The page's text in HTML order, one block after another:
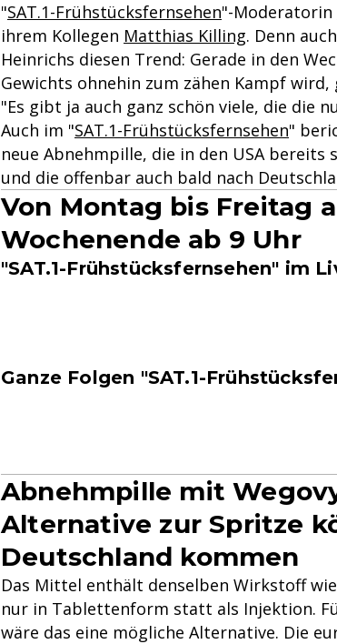
"SAT.1-Frühstücksfernsehen"-Moderatorin
ihrem Kollegen Matthias Killing. Denn
Heinrichs diesen Trend: Gerade in den
Gewichts ohnehin zum zähen Kampf
"Es gibt ja auch ganz schön viele, die die
Auch im "SAT.1-Frühstücksfernsehen"
neue Abnehmpille, die in den USA
und die offenbar auch bald nach
Von Montag bis Freitag
Wochenende ab 9 Uhr
"SAT.1-Frühstücksfernsehen" im
Ganze Folgen "SAT.1-
Abnehmpille mit
Alternative zur Spritze
Deutschland kommen
Das Mittel enthält denselben Wirkstoff
nur in Tablettenform statt als Injektion.
wäre das eine mögliche Alternative. Die